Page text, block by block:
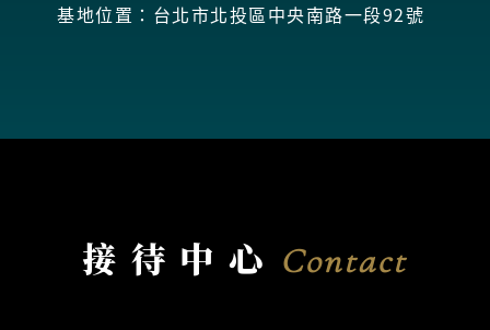
基地位置：台北市北投區中央南路一段92號
接待中心 Contact